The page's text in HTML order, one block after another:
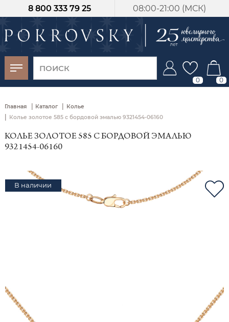
08:00-21:00 (МСК)
8 800 333 79 25
0 0
Главная | Каталог | Колье
| Колье золотое 585 с бордовой эмалью 9321454-06160
КОЛЬЕ ЗОЛОТОЕ 585 С БОРДОВОЙ ЭМАЛЬЮ
9321454-06160
В наличии
-30%
от 15 дней с
момента оплаты